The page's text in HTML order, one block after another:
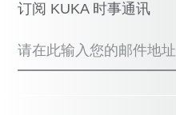
订阅 KUKA 时事通讯
请在此输入您的邮件地址